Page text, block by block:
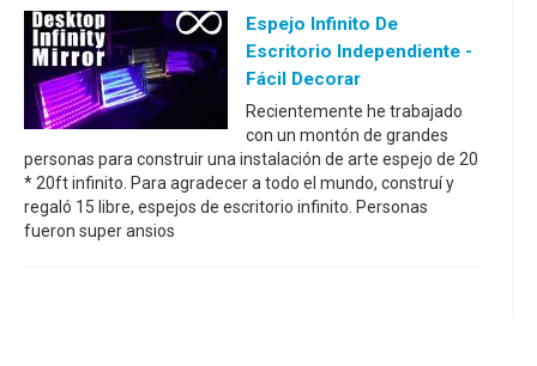
Espejo Infinito De
Escritorio Independiente -
Fácil Decorar
Recientemente he trabajado
con un montón de grandes
personas para construir una instalación de arte espejo de 20
* 20ft infinito. Para agradecer a todo el mundo, construí y
regaló 15 libre, espejos de escritorio infinito. Personas
fueron super ansios